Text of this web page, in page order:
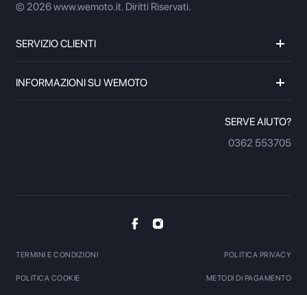
© 2026 www.wemoto.it. Diritti Riservati.
SERVIZIO CLIENTI
INFORMAZIONI SU WEMOTO
SERVE AIUTO?
0362 553705
TERMINI E CONDIZIONI POLITICA PRIVACY
POLITICA COOKIE METODI DI PAGAMENTO